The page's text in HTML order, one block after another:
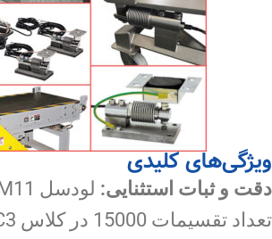
ویژگی‌های کلیدی
دقت و ثبات استثنایی: